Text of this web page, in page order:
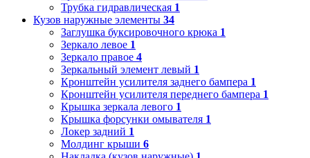
Трубка гидравлическая 1
Кузов наружные элементы 34
Заглушка буксировочного крюка 1
Зеркало левое 1
Зеркало правое 4
Зеркальный элемент левый 1
Кронштейн усилителя заднего бампера 1
Кронштейн усилителя переднего бампера 1
Крышка зеркала левого 1
Крышка форсунки омывателя 1
Локер задний 1
Молдинг крыши 6